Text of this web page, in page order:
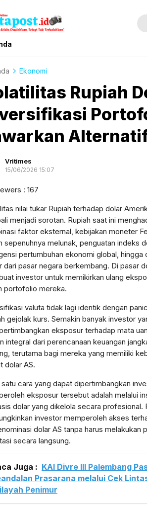
Selalu Disalahkan, Tetapi Tak
Ekonomi
Rupiah
Vritimes
15/06/2026 15:07
: 167
nilai tukar Rupiah terhadap dolar
menjadi sorotan. Rupiah saat ini
faktor eksternal, kebijakan moneter
sepenuhnya melunak, penguatan indeks
pertumbuhan ekonomi global, hingga
dari pasar negara berkembang. Di pasar
investor untuk memikirkan ulang
portofolio mereka.
valuta tidak lagi identik dengan
gejolak kurs. Semakin banyak investor
eksposur terhadap mata
integral dari perencanaan keuangan
terutama bagi mereka yang memiliki
dolar AS.
satu cara yang dapat dipertimbangkan
eksposur tersebut adalah melalui
dolar yang dikelola secara profesional.
investor memperoleh akses
dolar AS tanpa harus melakukan
secara langsung.
Juga : KAI Divre III Palembang
Prasarana melalui Cek
Penimur